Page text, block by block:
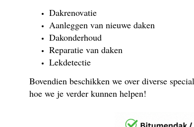
Dakrenovatie
Aanleggen van nieuwe daken
Dakonderhoud
Reparatie van daken
Lekdetectie
Bovendien beschikken we over diverse
hoe we je verder kunnen helpen!